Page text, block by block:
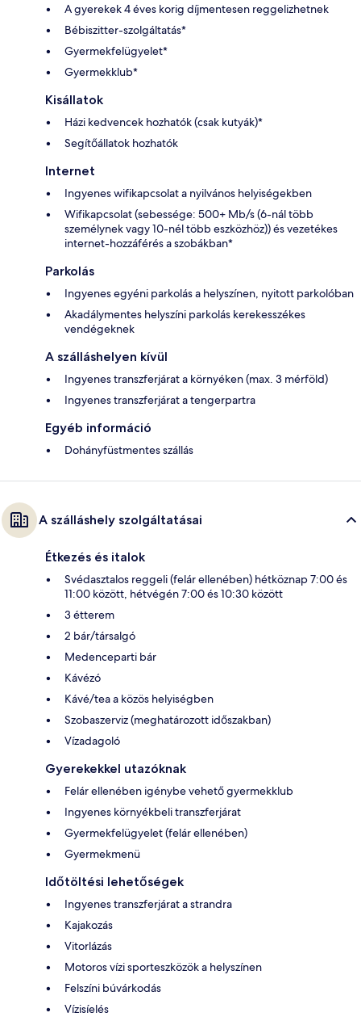
A gyerekek 4 éves korig díjmentesen reggelizhetnek
Bébiszitter-szolgáltatás*
Gyermekfelügyelet*
Gyermekklub*
Kisállatok
Házi kedvencek hozhatók (csak kutyák)*
Segítőállatok hozhatók
Internet
Ingyenes wifikapcsolat a nyilvános helyiségekben
Wifikapcsolat (sebessége: 500+ Mb/s (6-nál több
személynek vagy 10-nél több eszközhöz)) és vezetékes
internet-hozzáférés a szobákban*
Parkolás
Ingyenes egyéni parkolás a helyszínen, nyitott parkolóban
Akadálymentes helyszíni parkolás kerekesszékes
vendégeknek
A szálláshelyen kívül
Ingyenes transzferjárat a környéken (max. 3 mérföld)
Ingyenes transzferjárat a tengerpartra
Egyéb információ
Dohányfüstmentes szállás
A szálláshely szolgáltatásai
Étkezés és italok
Svédasztalos reggeli (felár ellenében) hétköznap 7:00 és
11:00 között, hétvégén 7:00 és 10:30 között
3 étterem
2 bár/társalgó
Medenceparti bár
Kávézó
Kávé/tea a közös helyiségben
Szobaszerviz (meghatározott időszakban)
Vízadagoló
Gyerekekkel utazóknak
Felár ellenében igénybe vehető gyermekklub
Ingyenes környékbeli transzferjárat
Gyermekfelügyelet (felár ellenében)
Gyermekmenü
Időtöltési lehetőségek
Ingyenes transzferjárat a strandra
Kajakozás
Vitorlázás
Motoros vízi sporteszközök a helyszínen
Felszíni búvárkodás
Vízisíelés